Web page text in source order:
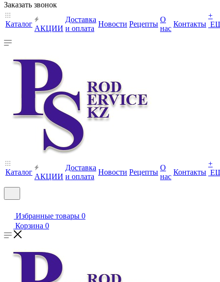
Заказать звонок
Каталог
АКЦИИ
Доставка
и оплата
Новости Рецепты
О
нас
Контакты
+
Каталог
АКЦИИ
Доставка
и оплата
Новости Рецепты
О
нас
Контакты
+
Избранные товары 0
Корзина 0